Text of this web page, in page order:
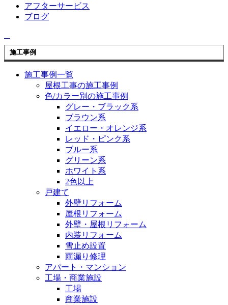
アフターサービス
ブログ
施工事例
施工事例一覧
屋根工事の施工事例
色/カラー別の施工事例
グレー・ブラック系
ブラウン系
イエロー・オレンジ系
レッド・ピンク系
ブルー系
グリーン系
ホワイト系
2色以上
戸建て
外壁リフォーム
屋根リフォーム
外壁・屋根リフォーム
内装リフォーム
雪止め設置
雨漏り修理
アパート・マンション
工場・商業施設
工場
商業施設